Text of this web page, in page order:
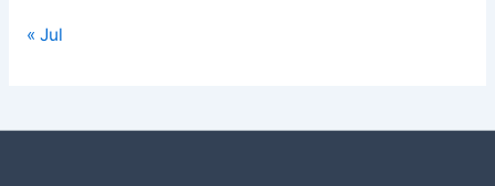
« Jul